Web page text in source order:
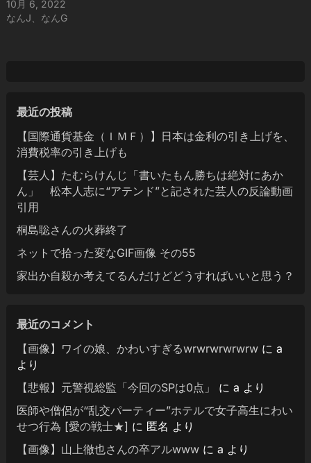
10月 6, 2022
なんJ、なんG
最近の投稿
【国際通貨基金（ＩＭＦ）】日本は金利の引き上げを、
消費税率の引き上げも
【芸人】たむらけんじ「書いたもん勝ちは絶対にあか
ん」 松本人志に“アテンド”と記された芸人の反論動画
引用
桐島聡さんの火葬終了
ネットで拾った変なGIF画像 その55
家出か自殺か考えてるんだけどどうすればいいと思う？
最近のコメント
【画像】ワイの娘、かわいすぎるwrwrwrwrwrwに a
より
【悲報】元警視総監「今回のSPは0点」
に a より
医師や僧侶が“乱交パーティー”ホテルで女子高生にわい
せつ行為 [愛の戦士★] に 匿名 より
【画像】山上徹也さんの卒アルwwwに a より